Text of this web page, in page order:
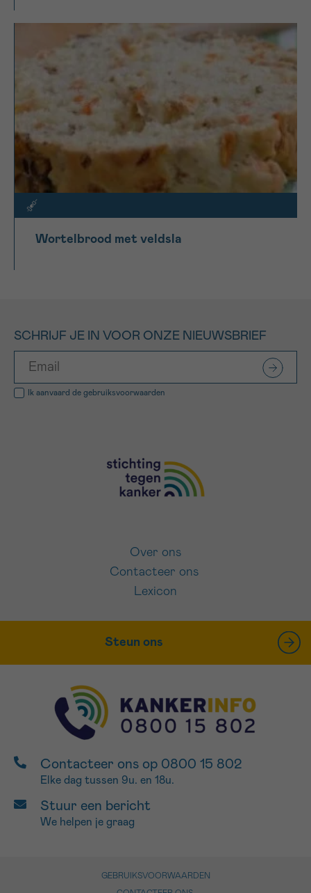
Wortelbrood met veldsla
SCHRIJF JE IN VOOR ONZE NIEUWSBRIEF
Ik aanvaard de gebruiksvoorwaarden
Over ons
Contacteer ons
Lexicon
Steun ons
Contacteer ons op 0800 15 802
Elke dag tussen 9u. en 18u.
Stuur een bericht
We helpen je graag
GEBRUIKSVOORWAARDEN